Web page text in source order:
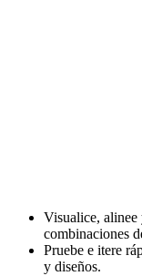
Visualice, alinee
combinaciones
Pruebe e itere
y diseños.